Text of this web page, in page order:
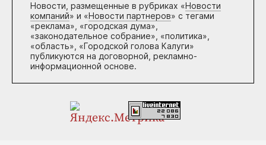
Новости, размещенные в рубриках «Новости
компаний» и «Новости партнеров» с тегами
«реклама», «городская дума»,
«законодательное собрание», «политика»,
«область», «Городской голова Калуги»
публикуются на договорной, рекламно-
информационной основе.